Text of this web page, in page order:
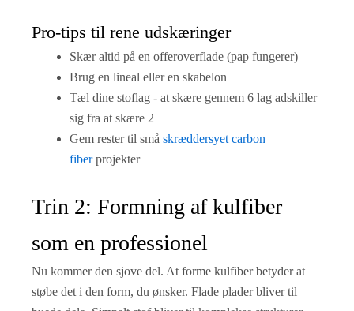
Pro-tips til rene udskæringer
Skær altid på en offeroverflade (pap fungerer)
Brug en lineal eller en skabelon
Tæl dine stoflag - at skære gennem 6 lag adskiller
sig fra at skære 2
Gem rester til små skræddersyet carbon
fiberprojekter
Trin 2: Formning af kulfiber
som en professionel
Nu kommer den sjove del. At forme kulfiber betyder at
støbe det i den form, du ønsker. Flade plader bliver til